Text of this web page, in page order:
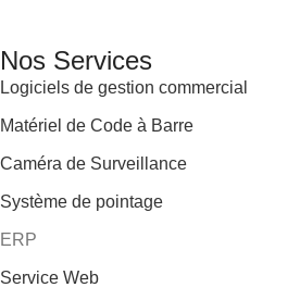
Nos Services
Logiciels de gestion commercial
Matériel de Code à Barre
Caméra de Surveillance
Système de pointage
ERP
Service Web